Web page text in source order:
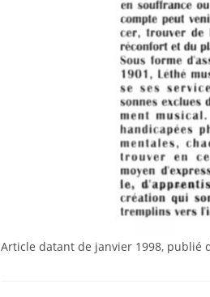
Article datant de janvier 1998, publié